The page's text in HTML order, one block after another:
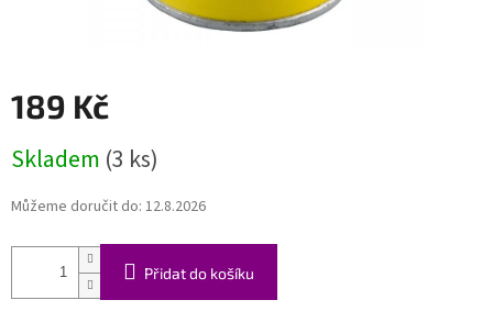
189 Kč
cena:
Skladem (3 ks)
Můžeme doručit do: 12.8.2026
Přidat do košíku